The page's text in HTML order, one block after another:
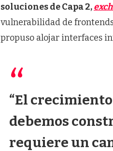
soluciones de Capa 2,
vulnerabilidad de
propuso alojar interfaces
“El
debemos
requiere un